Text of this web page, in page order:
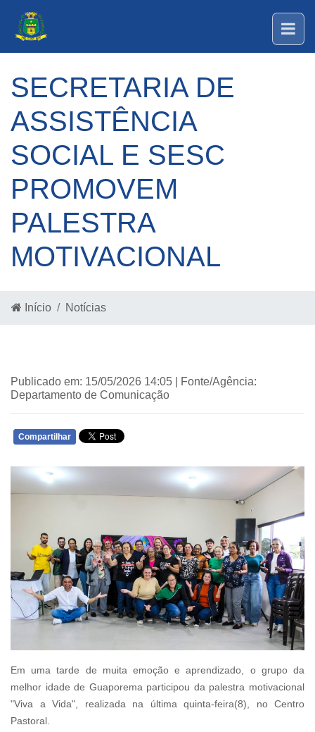
SECRETARIA DE
ASSISTÊNCIA
SOCIAL E SESC
PROMOVEM
PALESTRA
MOTIVACIONAL
Início Notícias
Publicado em: 15/05/2026 14:05 | Fonte/Agência:
Departamento de Comunicação
Compartilhar
Em uma tarde de muita emoção e aprendizado, o grupo da
melhor idade de Guaporema participou da palestra motivacional
"Viva a Vida", realizada na última quinta-feira(8), no Centro
Pastoral.